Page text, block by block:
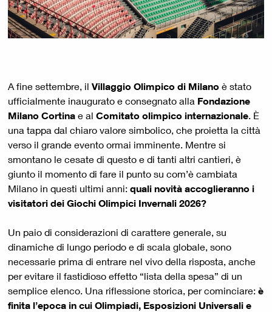
A fine settembre, il Villaggio Olimpico di Milano è stato
ufficialmente inaugurato e consegnato alla Fondazione
Milano Cortina e al Comitato olimpico internazionale. È
una tappa dal chiaro valore simbolico, che proietta la città
verso il grande evento ormai imminente. Mentre si
smontano le cesate di questo e di tanti altri cantieri, è
giunto il momento di fare il punto su com’è cambiata
Milano in questi ultimi anni: quali novità accoglieranno i
visitatori dei Giochi Olimpici Invernali 2026?
Un paio di considerazioni di carattere generale, su
dinamiche di lungo periodo e di scala globale, sono
necessarie prima di entrare nel vivo della risposta, anche
per evitare il fastidioso effetto “lista della spesa” di un
semplice elenco. Una riflessione storica, per cominciare: è
finita l’epoca in cui Olimpiadi, Esposizioni Universali e